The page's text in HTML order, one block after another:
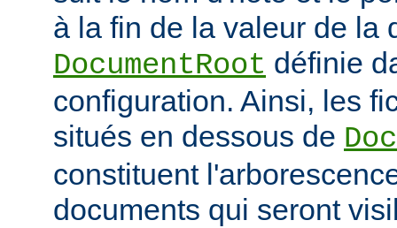
à la fin de la valeur de la
DocumentRoot définie
configuration. Ainsi, les
situés en dessous de
constituent
documents qui seront